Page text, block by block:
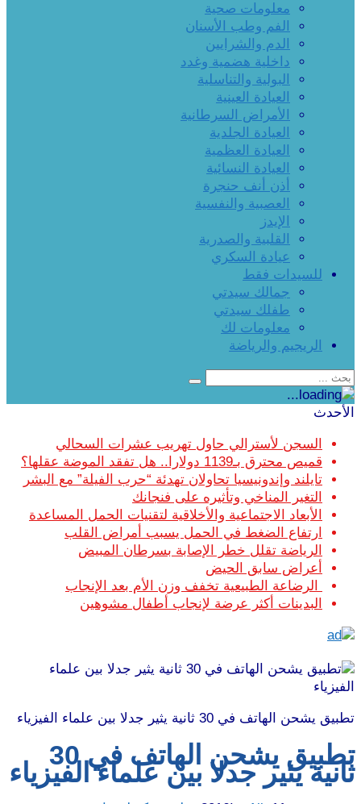
معلومات صحية
الفم وطب الأسنان
الدم والشرايين
داخلية هضمية وغدد
البولية والتناسلية
العيادة العينية
الأمراض السرطانية
العيادة الجلدية
العيادة العظمية
العيادة النسائية
أذن أنف حنجرة
العصبية والنفسية
الإيدز
القلبية والصدرية
عيادة السكري
للسيدات فقط
جمالك سيدتي
طفلك سيدتي
معلومات لك
الريجيم والرياضة
الأحدث
السجن لأسترالي حاول تهريب عشرات السحالي
قميص محترق بـ1139 دولارا.. هل تفقد الموضة عقلها؟
تايلند وإندونيسيا تحاولان تهدئة “حرب الفيلة” مع البشر
التغير المناخي وتأثيره على فنجانك
الأبعاد الاجتماعية والأخلاقية لتقنيات الحمل المساعدة
ارتفاع الضغط في الحمل يسبب أمراض القلب
الرياضة تقلل خطر الإصابة بسرطان المبيض
أعراض سابق الحيض
الرضاعة الطبيعية تخفف وزن الأم بعد الإنجاب
البدينات أكثر عرضة لإنجاب أطفال مشوهين
تطبيق يشحن الهاتف في 30 ثانية يثير جدلا بين علماء الفيزياء
تطبيق يشحن الهاتف في 30
ثانية يثير جدلا بين علماء الفيزياء